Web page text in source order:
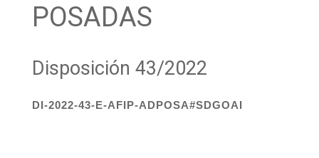
POSADAS
Disposición 43/2022
DI-2022-43-E-AFIP-ADPOSA#SDGOAI